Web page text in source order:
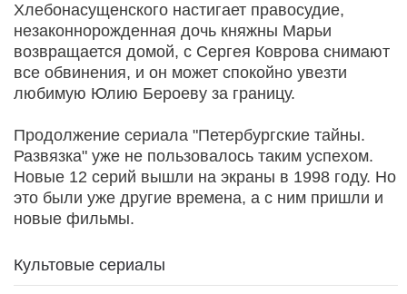
Хлебонасущенского настигает правосудие,
незаконнорожденная дочь княжны Марьи
возвращается домой, с Сергея Коврова снимают
все обвинения, и он может спокойно увезти
любимую Юлию Бероеву за границу.
Продолжение сериала "Петербургские тайны.
Развязка" уже не пользовалось таким успехом.
Новые 12 серий вышли на экраны в 1998 году. Но
это были уже другие времена, а с ним пришли и
новые фильмы.
Культовые сериалы